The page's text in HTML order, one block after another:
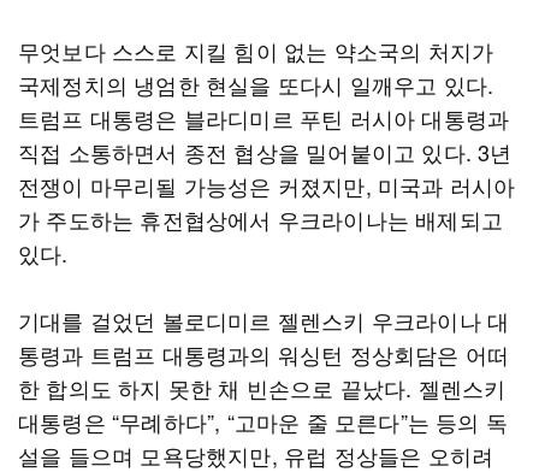
무엇보다 스스로 지킬 힘이 없는 약소국의 처지가
국제정치의 냉엄한 현실을 또다시 일깨우고 있다.
트럼프 대통령은 블라디미르 푸틴 러시아 대통령과
직접 소통하면서 종전 협상을 밀어붙이고 있다. 3년
전쟁이 마무리될 가능성은 커졌지만, 미국과 러시아
가 주도하는 휴전협상에서 우크라이나는 배제되고
있다.
기대를 걸었던 볼로디미르 젤렌스키 우크라이나 대
통령과 트럼프 대통령과의 워싱턴 정상회담은 어떠
한 합의도 하지 못한 채 빈손으로 끝났다. 젤렌스키
대통령은 “무례하다”, “고마운 줄 모른다”는 등의 독
설을 들으며 모욕당했지만, 유럽 정상들은 오히려